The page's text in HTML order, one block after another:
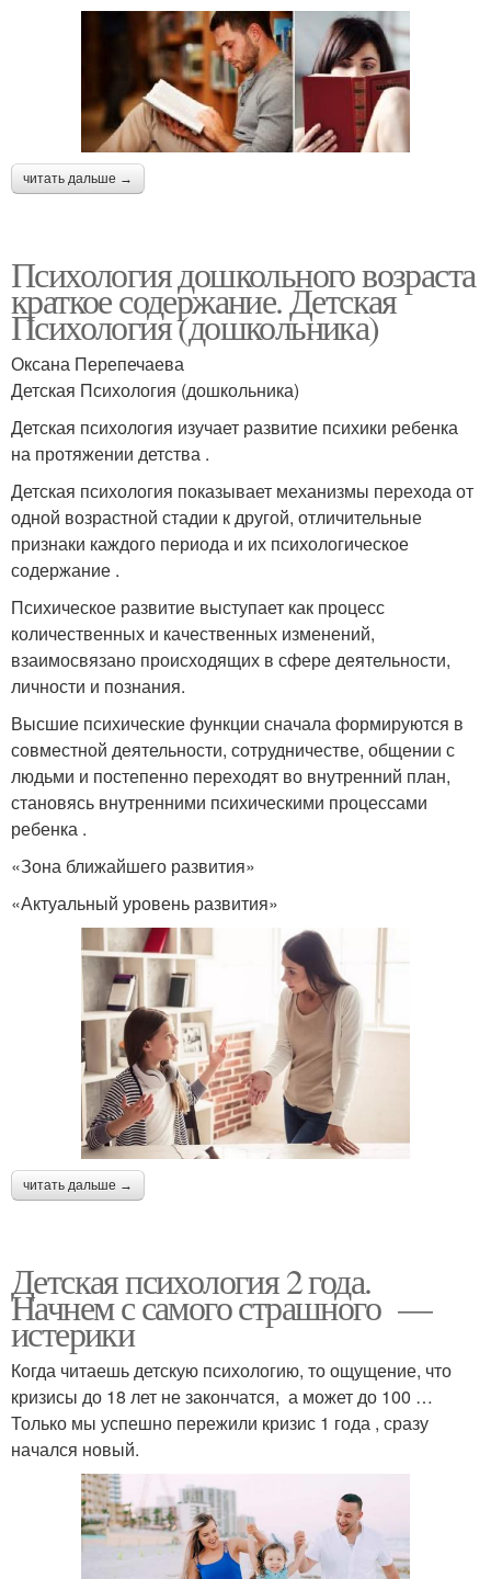
читать дальше →
Психология дошкольного возраста
краткое содержание. Детская
Психология (дошкольника)
Оксана Перепечаева
Детская Психология (дошкольника)
Детская психология изучает развитие психики ребенка
на протяжении детства .
Детская психология показывает механизмы перехода от
одной возрастной стадии к другой, отличительные
признаки каждого периода и их психологическое
содержание .
Психическое развитие выступает как процесс
количественных и качественных изменений,
взаимосвязано происходящих в сфере деятельности,
личности и познания.
Высшие психические функции сначала формируются в
совместной деятельности, сотрудничестве, общении с
людьми и постепенно переходят во внутренний план,
становясь внутренними психическими процессами
ребенка .
«Зона ближайшего развития»
«Актуальный уровень развития»
читать дальше →
Детская психология 2 года.
Начнем с самого страшного —
истерики
Когда читаешь детскую психологию, то ощущение, что
кризисы до 18 лет не закончатся, а может до 100 …
Только мы успешно пережили кризис 1 года , сразу
начался новый.